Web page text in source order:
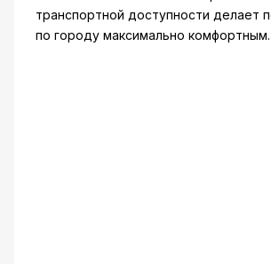
транспортной доступности делает
по городу максимально комфортным.